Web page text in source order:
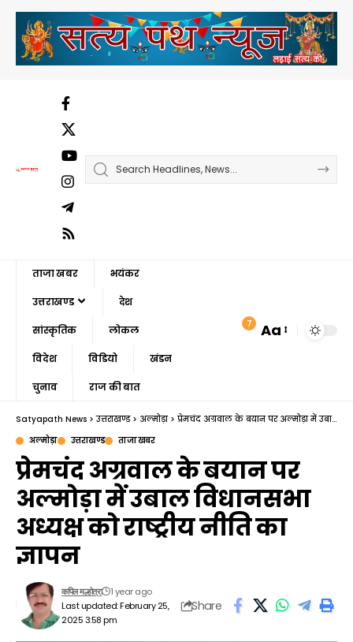
ताजा खबर भयंकर
उत्तराखण्ड देश
सांस्कृतिक लोकल
विदेश विडियो खंडन
चुनाव राज की बात
7 Aa
Satyapath News >उत्तराखण्ड> अल्मोड़ा> प्रेमचंद अग्रवाल के बयान पर अल्मोड़ा में उबाल विधानसभा अध्यक्ष को राष्ट्रीय नीति का ज्ञापन
अल्मोड़ा
उत्तराखण्ड ताजा खबर
प्रेमचंद अग्रवाल के बयान पर
अल्मोड़ा में उबाल विधानसभा
अध्यक्ष को राष्ट्रीय नीति का
ज्ञापन
Last updated: February 25,
2025 3:58 pm
कपिल मल्होत्रा 1 year ago
Share